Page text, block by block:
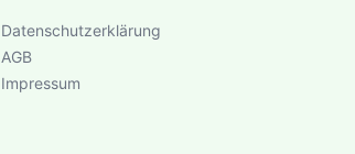
Datenschutzerklärung
AGB
Impressum